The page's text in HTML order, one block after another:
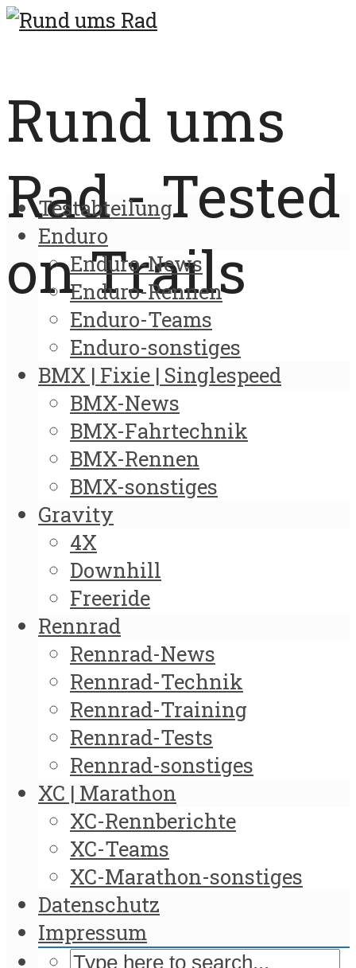
Rund ums
Rad - Tested
on Trails
Testabteilung
Enduro
Enduro-News
Enduro-Rennen
Enduro-Teams
Enduro-sonstiges
BMX | Fixie | Singlespeed
BMX-News
BMX-Fahrtechnik
BMX-Rennen
BMX-sonstiges
Gravity
4X
Downhill
Freeride
Rennrad
Rennrad-News
Rennrad-Technik
Rennrad-Training
Rennrad-Tests
Rennrad-sonstiges
XC | Marathon
XC-Rennberichte
XC-Teams
XC-Marathon-sonstiges
Datenschutz
Impressum